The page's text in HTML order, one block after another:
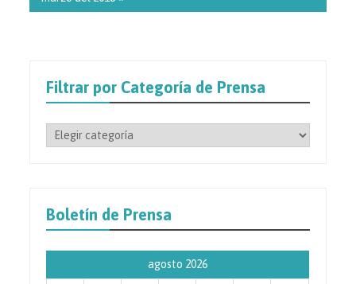
Filtrar por Categoría de Prensa
Filtrar
Prensa
Boletín de Prensa
agosto 2026